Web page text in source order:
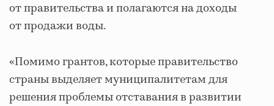
от правительства и полагаются на доходы
от продажи воды.
«Помимо грантов, которые правительство
страны выделяет муниципалитетам для
решения проблемы отставания в развитии